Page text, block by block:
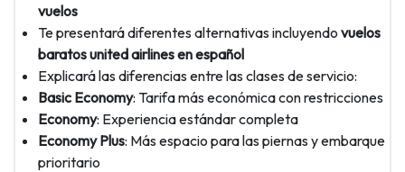
vuelos
Te presentará diferentes alternativas incluyendo vuelos
baratos united airlines en español
Explicará las diferencias entre las clases de servicio:
Basic Economy: Tarifa más económica con restricciones
Economy: Experiencia estándar completa
Economy Plus: Más espacio para las piernas y embarque
prioritario